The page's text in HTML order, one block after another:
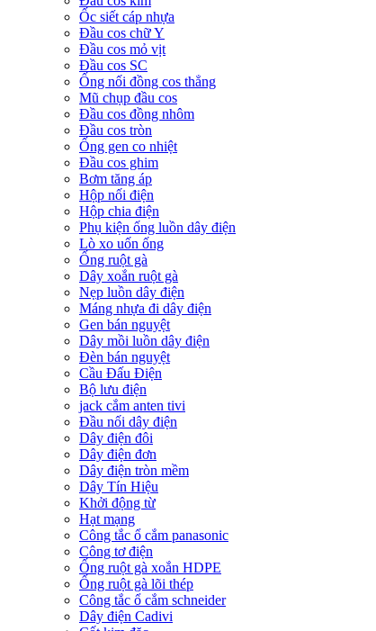
Ốc siết cáp nhựa
Đầu cos chữ Y
Đầu cos mỏ vịt
Đầu cos SC
Ống nối đồng cos thẳng
Mũ chụp đầu cos
Đầu cos đồng nhôm
Đầu cos tròn
Ống gen co nhiệt
Đầu cos ghim
Bơm tăng áp
Hộp nối điện
Hộp chia điện
Phụ kiện ống luồn dây điện
Lò xo uốn ống
Ống ruột gà
Dây xoắn ruột gà
Nẹp luồn dây điện
Máng nhựa đi dây điện
Gen bán nguyệt
Dây mồi luồn dây điện
Đèn bán nguyệt
Cầu Đấu Điện
Bộ lưu điện
jack cắm anten tivi
Đầu nối dây điện
Dây điện đôi
Dây điện đơn
Dây điện tròn mềm
Dây Tín Hiệu
Khởi động từ
Hạt mạng
Công tắc ổ cắm panasonic
Công tơ điện
Ống ruột gà xoắn HDPE
Ống ruột gà lõi thép
Công tắc ổ cắm schneider
Dây điện Cadivi